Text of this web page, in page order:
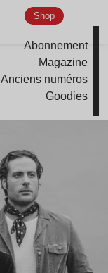
Shop
Abonnement
Magazine
Anciens numéros
Goodies